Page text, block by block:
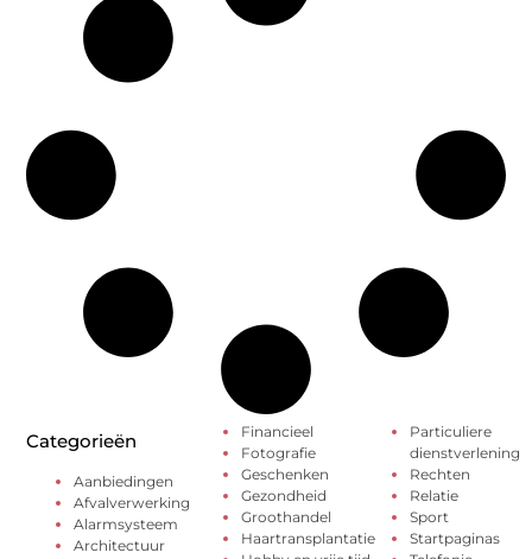
Categorieën
Aanbiedingen
Afvalverwerking
Alarmsysteem
Architectuur
Financieel
Fotografie
Geschenken
Gezondheid
Groothandel
Haartransplantatie
Particuliere
dienstverlening
Rechten
Relatie
Sport
Startpaginas